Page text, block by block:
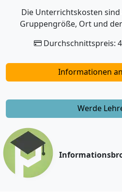
Die Unterrichtskosten
Gruppengröße, Ort und
Durchschnittspreis:
Informationen
Werde